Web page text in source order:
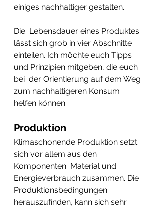
einiges nachhaltiger gestalten.
Die  Lebensdauer eines Produktes
lässt sich grob in vier Abschnitte
einteilen. Ich möchte euch Tipps
und Prinzipien mitgeben, die euch
bei  der Orientierung auf dem Weg
zum nachhaltigeren Konsum
helfen können.
Produktion
Klimaschonende Produktion setzt
sich vor allem aus den
Komponenten  Material und
Energieverbrauch zusammen. Die
Produktionsbedingungen
herauszufinden, kann sich sehr